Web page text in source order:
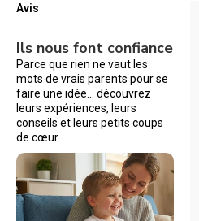
Avis
Ils nous font confiance
Parce que rien ne vaut les
mots de vrais parents pour se
faire une idée… découvrez
leurs expériences, leurs
conseils et leurs petits coups
de cœur